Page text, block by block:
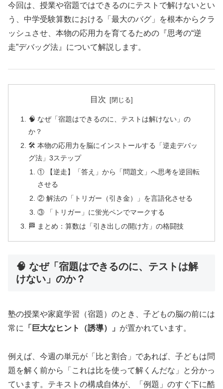
今回は、授業や宿題ではできるのにテストで解けないとい
う、中学受験算数における「最大のバグ」を根本からクラ
ッシュさせ、本物の応用力を育てるための『思考の“逆
走”デバッグ法』について解説します。
目次
🧠 なぜ「宿題はできるのに、テストは解けない」の
か？
🛠️ 本物の応用力を脳にインストールする「逆走デバッ
グ法」3ステップ
① 【逆走】「答え」から「問題文」へ思考を逆回転
させる
② 解法の「トリガー（引き金）」を言語化させる
③ 「トリガー」に蛍光ペンでマークする
🏁 まとめ：算数は「引き出しの開け方」の格闘技
🧠 なぜ「宿題はできるのに、テストは解
けない」のか？
塾の授業や家庭学習（宿題）のとき、子どもの脳の前には
常に
「巨大なヒント（誘導）」 が置かれています。
例えば、今週の単元が「比と割合」であれば、子どもは問
題を解く前から「これは比を使って解くんだな」と分かっ
ています。テキストの構成自体が、「例題」のすぐ下に酷